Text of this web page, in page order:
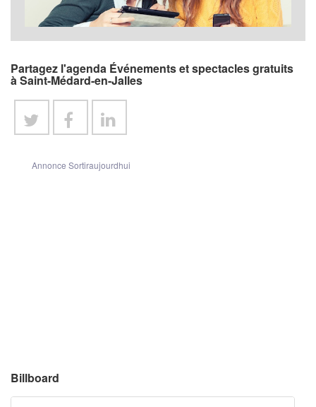
Partagez l'agenda Événements et spectacles gratuits
à Saint-Médard-en-Jalles
Annonce Sortiraujourdhui
Billboard